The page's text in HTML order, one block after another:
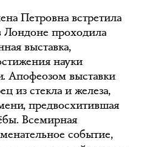
Петровна встретила
Лондоне проходила
выставка,
науки
Апофеозом выставки
из стекла и железа,
предвосхитившая
Всемирная
событие,